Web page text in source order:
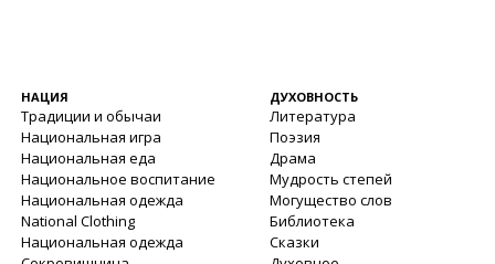
НАЦИЯ
Традиции и обычаи
Национальная игра
Национальная еда
Национальное воспитание
Национальная одежда
National Clothing
Национальная одежда
ДУХОВНОСТЬ
Литература
Поэзия
Драма
Мудрость степей
Могущество слов
Библиотека
Сказки